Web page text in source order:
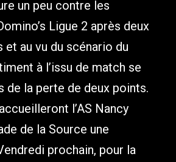
un peu contre les
Ligue 2 après deux
et au vu du scénario du
à l’issu de match se
de la perte de deux points.
l’AS Nancy
de la Source une
prochain, pour la